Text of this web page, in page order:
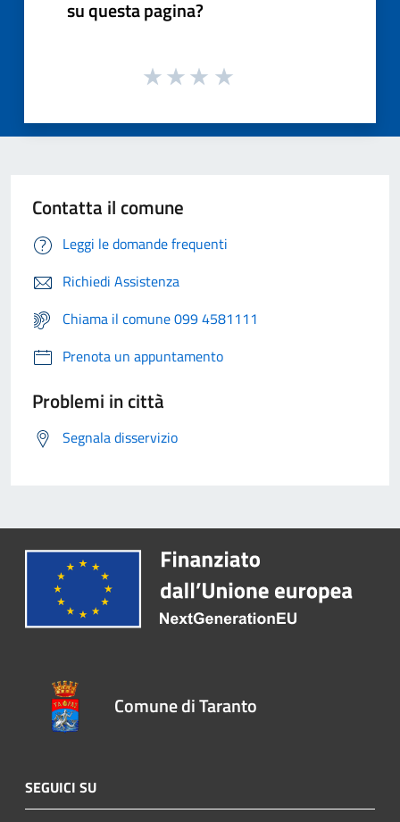
su questa pagina?
Contatta il comune
Leggi le domande frequenti
Richiedi Assistenza
Chiama il comune 099 4581111
Prenota un appuntamento
Problemi in città
Segnala disservizio
Comune di Taranto
SEGUICI SU